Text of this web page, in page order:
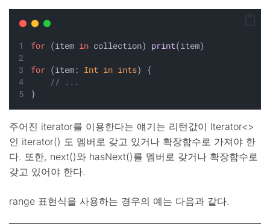
for (item in collection) print(item)
for (item: Int in ints) {
// ...
}
주어진 iterator를 이용한다는 얘기는 리턴값이 Iterator<>
인 iterator() 도 멤버로 갖고 있거나 확장함수로 가져야 한
다. 또한, next()와 hasNext()를 멤버로 갖거나 확장함수로
갖고 있어야 한다.
range 표현식을 사용하는 경우의 예는 다음과 같다.